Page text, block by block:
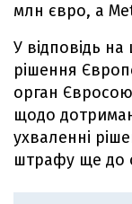
млн євро, а
У відповідь
рішення
орган
щодо
ухваленні
штрафу ще до